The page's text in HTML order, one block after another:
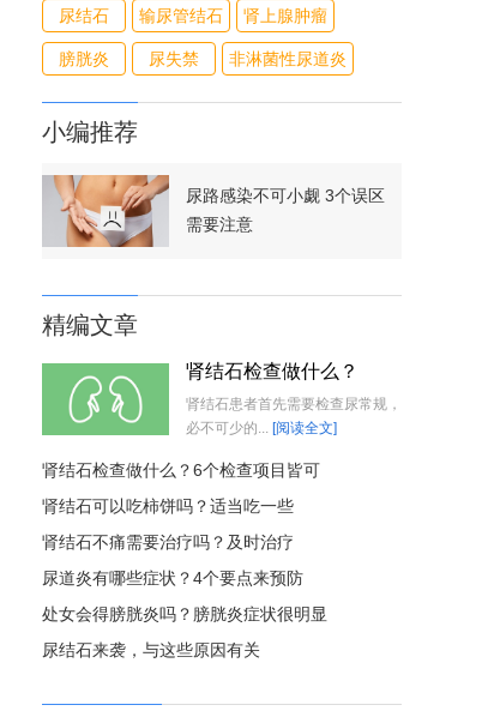
尿结石 输尿管结石 肾上腺肿瘤
膀胱炎 尿失禁 非淋菌性尿道炎
小编推荐
尿路感染不可小觑 3个误区
需要注意
精编文章
肾结石检查做什么？
肾结石患者首先需要检查尿常规，
必不可少的... [阅读全文]
肾结石检查做什么？6个检查项目皆可
肾结石可以吃柿饼吗？适当吃一些
肾结石不痛需要治疗吗？及时治疗
尿道炎有哪些症状？4个要点来预防
处女会得膀胱炎吗？膀胱炎症状很明显
尿结石来袭，与这些原因有关